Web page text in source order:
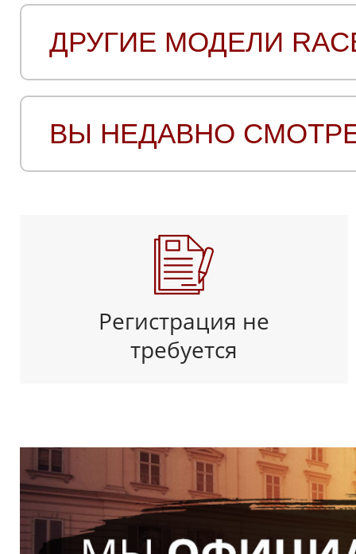
ДРУГИЕ МОДЕЛИ
ВЫ НЕДАВНО
Регистрация не
требуется